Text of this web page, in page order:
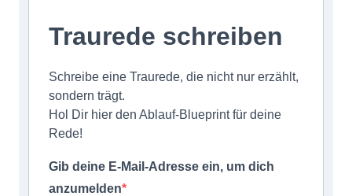
Traurede schreiben
Schreibe eine Traurede, die nicht nur erzählt,
sondern trägt.
Hol Dir hier den Ablauf-Blueprint für deine
Rede!
Gib deine E-Mail-Adresse ein, um dich
anzumelden